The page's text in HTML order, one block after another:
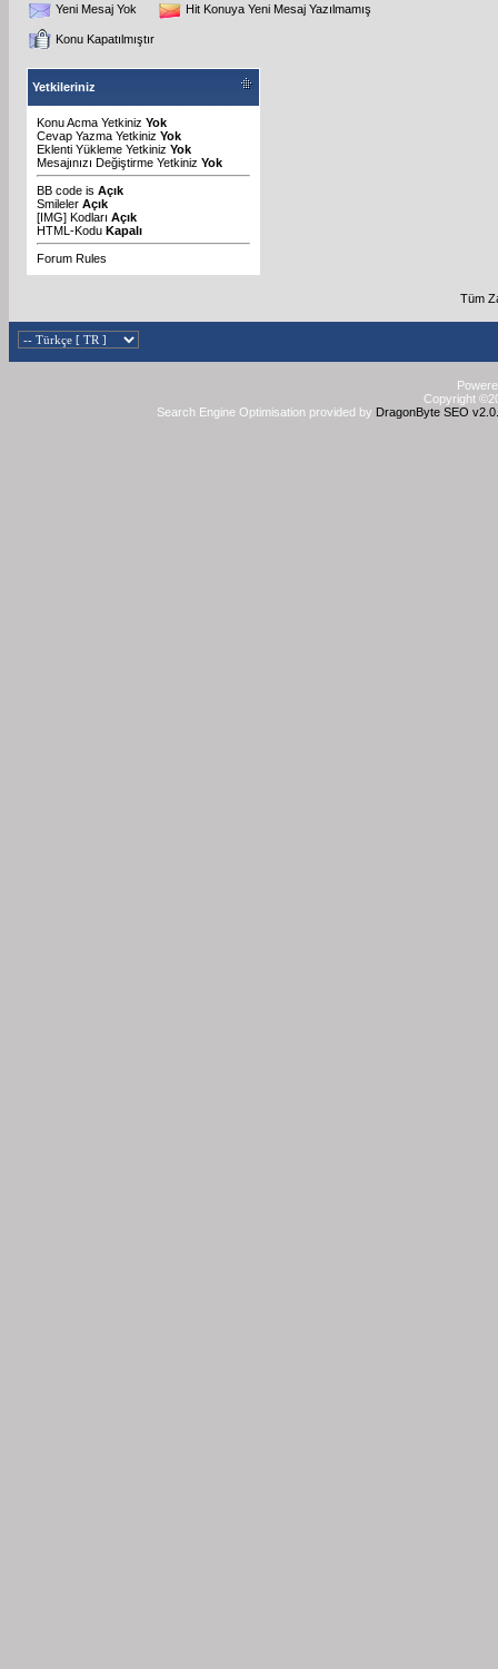
Yeni Mesaj Yok Hit Konuya Yeni Mesaj Yazılmamış
Konu Kapatılmıştır
Yetkileriniz
Konu Acma Yetkiniz Yok
Cevap Yazma Yetkiniz Yok
Eklenti Yükleme Yetkiniz Yok
Mesajınızı Değiştirme Yetkiniz Yok
BB code is Açık
Smileler Açık
[IMG] Kodları Açık
HTML-Kodu Kapalı
Forum Rules
Tüm
Copyright
Search Engine Optimisation provided by DragonByte SEO